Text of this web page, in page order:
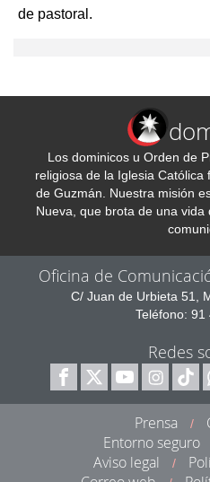
de pastoral.
Los dominicos u Orden de
religiosa de la Iglesia
de Guzmán. Nuestra misión
Nueva, que brota de una
Oficina de
C/ Juan de Urbieta 51,
Teléfono: 91
Redes
Prensa /
Entorno seguro
Aviso legal
/